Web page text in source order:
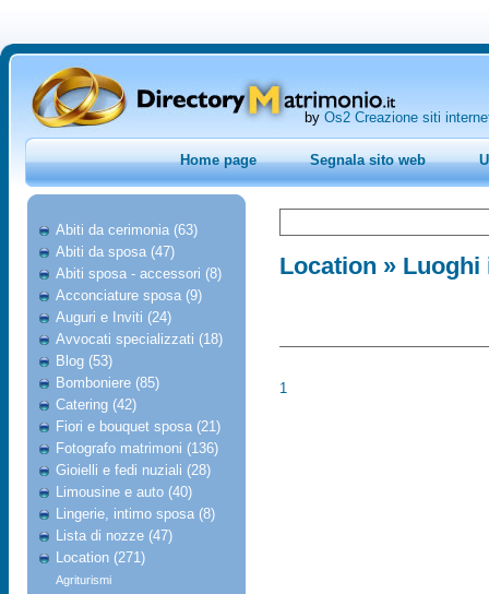
by Os2 Creazione siti
Home page Segnala sito web
Abiti da cerimonia (63)
Abiti da sposa (47)
Abiti sposa - accessori (8)
Acconciature sposa (9)
Auguri e Inviti (24)
Avvocati specializzati (18)
Blog (53)
Bomboniere (85)
Catering (42)
Fiori e bouquet sposa (21)
Fotografo matrimoni (136)
Gioielli e fedi nuziali (28)
Limousine e auto (40)
Lingerie, intimo sposa (8)
Lista di nozze (47)
Location (271)
Agriturismi
Location »
1